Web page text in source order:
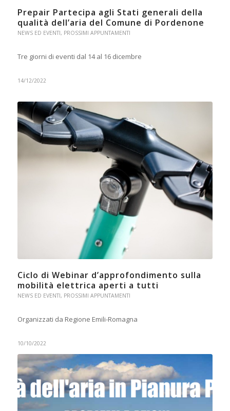
Prepair Partecipa agli Stati generali della
qualità dell’aria del Comune di Pordenone
NEWS ED EVENTI, PROSSIMI APPUNTAMENTI
Tre giorni di eventi dal 14 al 16 dicembre
14/12/2022
Ciclo di Webinar d’approfondimento sulla
mobilità elettrica aperti a tutti
NEWS ED EVENTI, PROSSIMI APPUNTAMENTI
Organizzati da Regione Emili-Romagna
10/10/2022